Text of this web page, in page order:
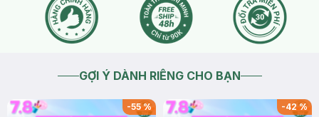
GỢI Ý DÀNH RIÊNG CHO BẠN
-55% -42%